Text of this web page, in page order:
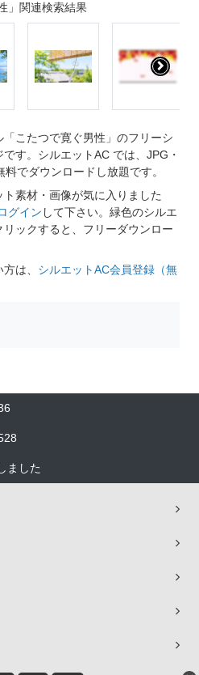
」関連検索結果
こたつで寛ぐ男性」のフリーシ
す。シルエットAC では、JPG・
でダウンロードし放題です。
素材・画像が気に入りました
グイン して下さい。緑色のシルエ
ックすると、フリーダウンロー
は、 シルエットAC会員登録（無
ました